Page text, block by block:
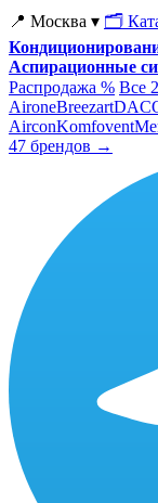
📍 Москва ▾ 🗂
Аспирационные
Распродажа % Все
AironeBreezart
AirconKomfovent
47 брендов →